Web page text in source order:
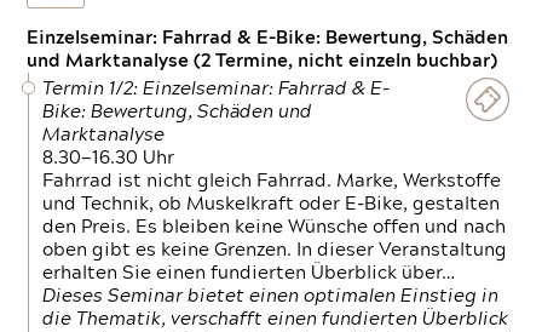
Einzelseminar: Fahrrad & E-Bike: Bewertung, Schäden
und Marktanalyse (2 Termine, nicht einzeln buchbar)
Termin 1/2: Einzelseminar: Fahrrad & E-
Bike: Bewertung, Schäden und
Marktanalyse
8.30—16.30 Uhr
Fahrrad ist nicht gleich Fahrrad. Marke, Werkstoffe
und Technik, ob Muskelkraft oder E-Bike, gestalten
den Preis. Es bleiben keine Wünsche offen und nach
oben gibt es keine Grenzen. In dieser Veranstaltung
erhalten Sie einen fundierten Überblick über…
Dieses Seminar bietet einen optimalen Einstieg in
die Thematik, verschafft einen fundierten Überblick